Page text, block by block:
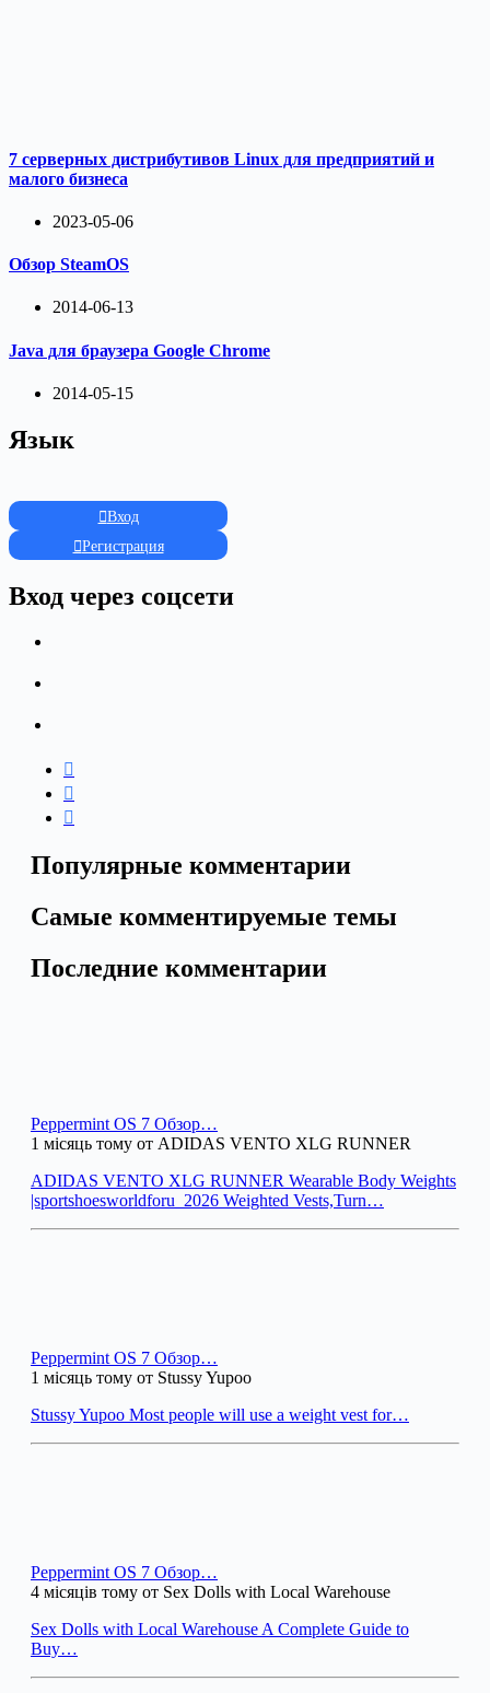
7 серверных дистрибутивов Linux для предприятий и
малого бизнеса
2023-05-06
Обзор SteamOS
2014-06-13
Java для браузера Google Chrome
2014-05-15
Язык
Вход
Регистрация
Вход через соцсети
Популярные комментарии
Самые комментируемые темы
Последние комментарии
Peppermint OS 7 Обзор…
1 місяць тому от ADIDAS VENTO XLG RUNNER
ADIDAS VENTO XLG RUNNER Wearable Body Weights
|sportshoesworldforu_2026 Weighted Vests,Turn…
Peppermint OS 7 Обзор…
1 місяць тому от Stussy Yupoo
Stussy Yupoo Most people will use a weight vest for…
Peppermint OS 7 Обзор…
4 місяців тому от Sex Dolls with Local Warehouse
Sex Dolls with Local Warehouse A Complete Guide to
Buy…